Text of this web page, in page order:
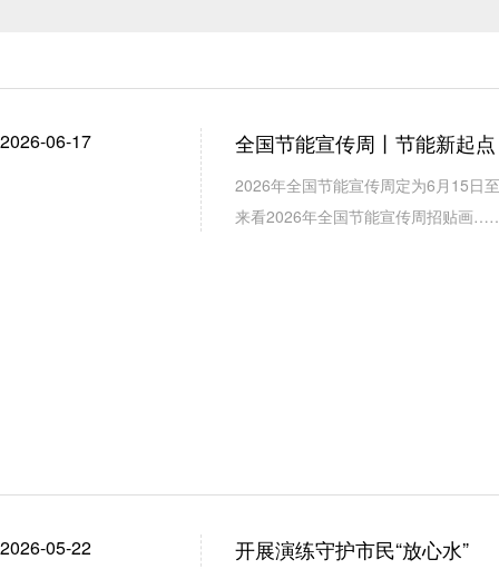
2026-06-17 全国节能宣传周丨节能新起
2026年全国节能宣传周定为6月15日
来看2026年全国节能宣传周招贴
2026-05-22 开展演练守护市民“放心水”